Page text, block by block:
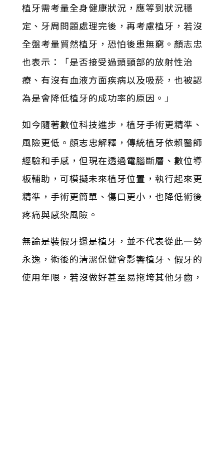
植牙需考量全身健康狀況，應等到狀況穩
定、牙周問題處理完後，再考慮植牙，若沒
全盤考量貿然植牙，恐怕後患無窮。顏志忠
也表示：「是否接受過頭頸部的放射性治
療、有沒有血液方面疾病以及吸菸，也被認
為是會降低植牙的成功率的原因。」
如今隨著數位科技進步，植牙手術更精準、
風險更低。顏志忠解釋，傳統植牙依賴醫師
經驗和手感，但現在透過電腦斷層、數位導
板輔助，可模擬未來植牙位置，執行起來更
精準，手術更簡單、傷口更小，也降低術後
疼痛與感染風險。
無論是裝假牙還是植牙，並不代表從此一勞
永逸，術後的清潔保健會影響植牙、假牙的
使用年限，若沒做好甚至易拖垮其他牙齒，